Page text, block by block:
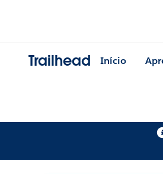
Trailhead Início